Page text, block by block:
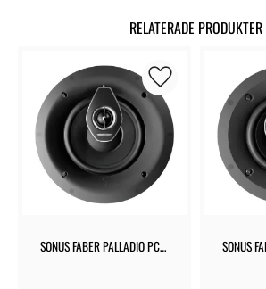
RELATERADE PRODUKTER
SONUS FABER PALLADIO PC-
Lägg till i
SONUS